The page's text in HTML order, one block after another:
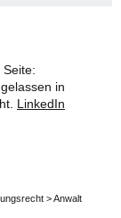
in
LinkedIn
>Anwalt